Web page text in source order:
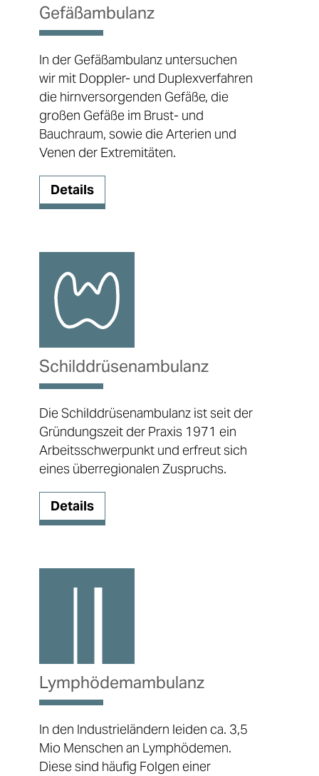
Gefäßambulanz
In der Gefäßambulanz untersuchen
wir mit Doppler- und Duplexverfahren
die hirnversorgenden Gefäße, die
großen Gefäße im Brust- und
Bauchraum, sowie die Arterien und
Venen der Extremitäten.
Details
Schild­drüsen­ambulanz
Die Schilddrüsenambulanz ist seit der
Gründungszeit der Praxis 1971 ein
Arbeitsschwerpunkt und erfreut sich
eines überregionalen Zuspruchs.
Details
Lymphödemambulanz
In den Industrieländern leiden ca. 3,5
Mio Menschen an Lymphödemen.
Diese sind häufig Folgen einer